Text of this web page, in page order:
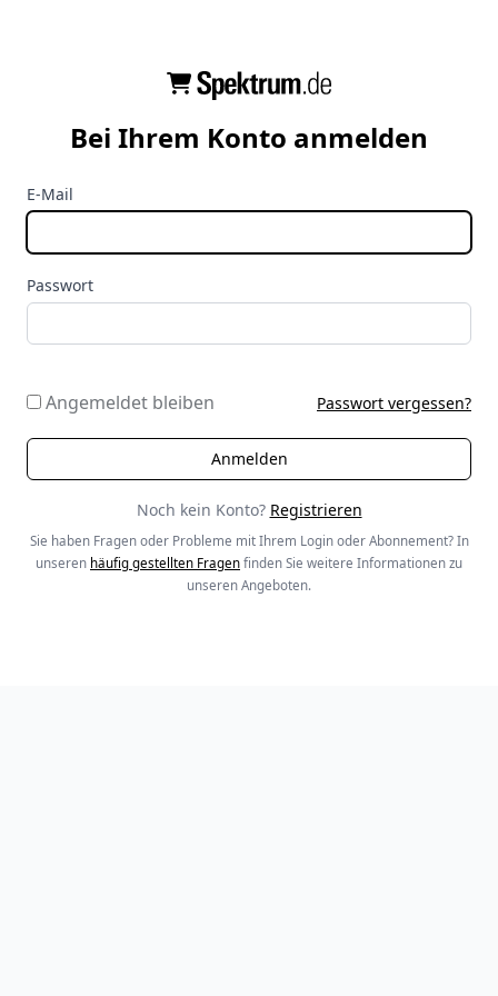
Bei Ihrem Konto anmelden
E-Mail
Passwort
Angemeldet bleiben Passwort vergessen?
Noch kein Konto? Registrieren
Sie haben Fragen oder Probleme mit Ihrem Login oder Abonnement? In
unseren häufig gestellten Fragen finden Sie weitere Informationen zu
unseren Angeboten.